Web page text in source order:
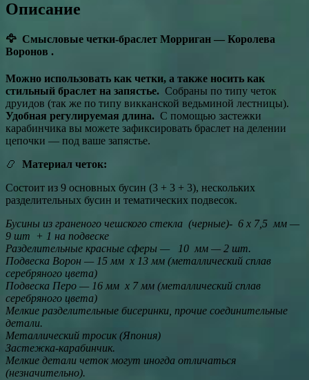
Описание
🦅 Смысловые четки-браслет Морриган — Королева
Воронов .
Можно использовать как четки, а также носить как
стильный браслет на запястье. Собраны по типу четок
друидов (так же по типу викканской ведьминой лестницы).
Удобная регулируемая длина. С помощью застежки
карабинчика вы можете зафиксировать браслет на делении
цепочки — под ваше запястье.
📿 Материал четок:
Состоит из 9 основных бусин (3 + 3 + 3), нескольких
разделительных бусин и тематических подвесок.
Бусины из граненого чешского стекла (черные)- 6 x 7,5 мм —
9 шт + 1 на подвеске
Разделительные красные сферы — 10 мм — 2 шт.
Подвеска Ворон — 15 мм x 13 мм (металлический сплав
серебряного цвета)
Подвеска Перо — 16 мм x 7 мм (металлический сплав
серебряного цвета)
Мелкие разделительные бисеринки, прочие соединительные
детали.
Металлический тросик (Япония)
Застежка-карабинчик.
Мелкие детали четок могут иногда отличаться
(незначительно).